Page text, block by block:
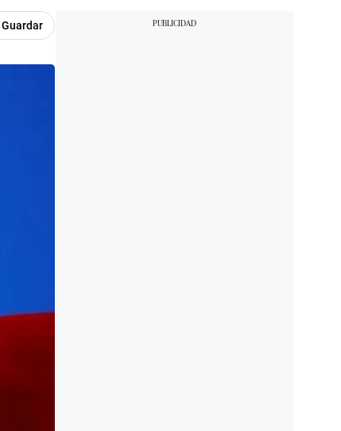
Guardar